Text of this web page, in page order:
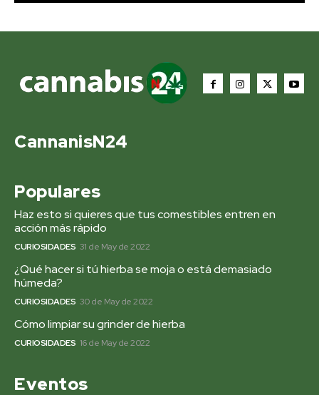
CannanisN24
Populares
Haz esto si quieres que tus comestibles entren en
acción más rápido
CURIOSIDADES 31 de May de 2022
¿Qué hacer si tú hierba se moja o está demasiado
húmeda?
CURIOSIDADES 30 de May de 2022
Cómo limpiar su grinder de hierba
CURIOSIDADES 16 de May de 2022
Eventos